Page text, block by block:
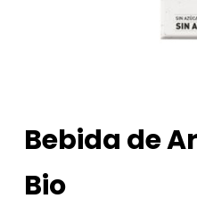
Bebida de
Bio